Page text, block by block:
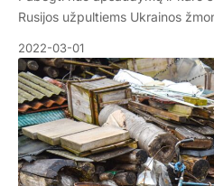
Rusijos užpultiems Ukrainos
2022-03-01